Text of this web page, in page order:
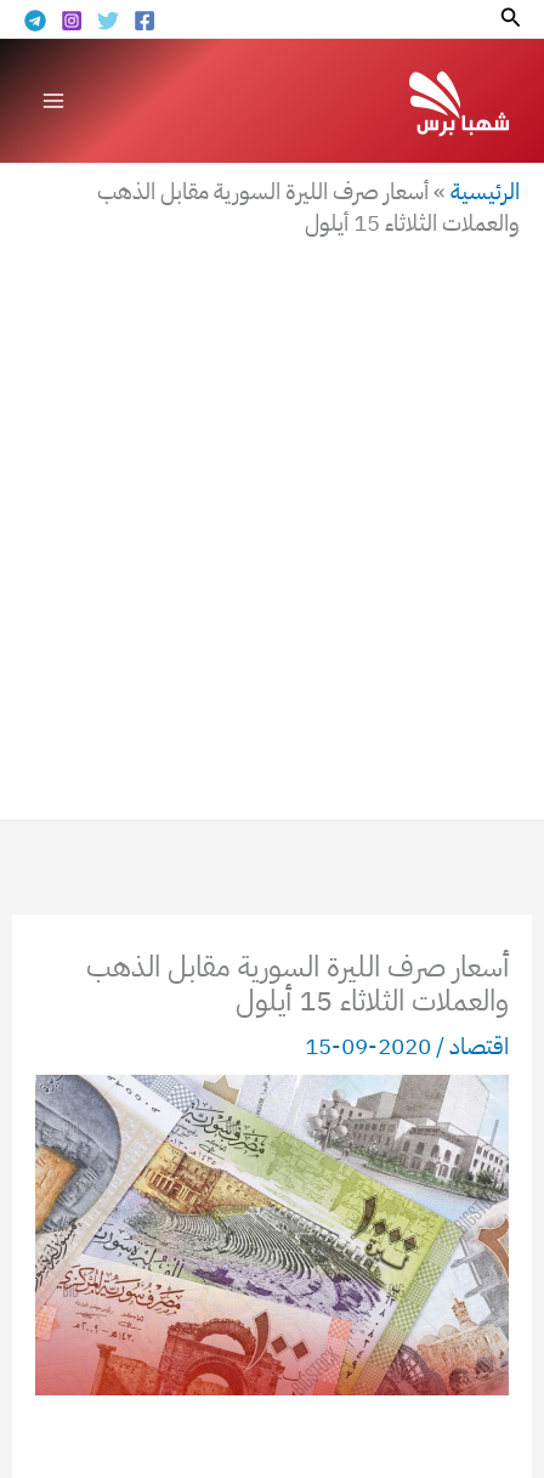
تخطيالبحث
الرئيسية»أسعار صرف الليرة السورية مقابل الذهب
والعملات الثلاثاء 15 أيلول
أسعار صرف الليرة السورية مقابل الذهب
والعملات الثلاثاء 15 أيلول
اقتصاد/
2020-09-15